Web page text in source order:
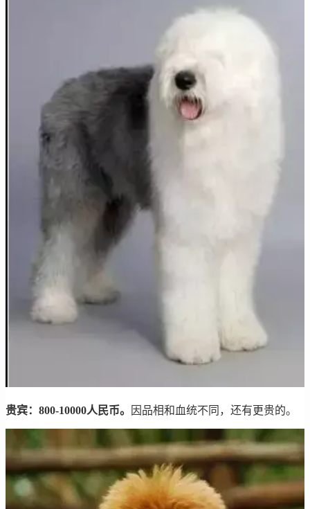
贵宾：800-10000人民币。 因品相和血统不同，还有更贵的。